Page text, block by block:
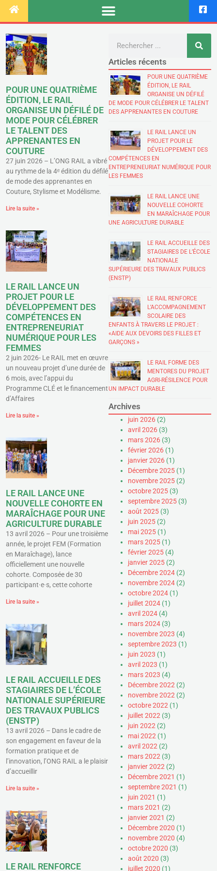
POUR UNE QUATRIÈME
ÉDITION, LE RAIL
ORGANISE UN DÉFILÉ DE
MODE POUR CÉLÉBRER
LE TALENT DES
APPRENANTES EN
COUTURE
27 juin 2026 – L’ONG RAIL a vibré
au rythme de la 4ᵉ édition du défilé
de mode des apprenantes en
Couture, Stylisme et Modélisme.
Lire la suite »
LE RAIL LANCE UN
PROJET POUR LE
DÉVELOPPEMENT DES
COMPÉTENCES EN
ENTREPRENEURIAT
NUMÉRIQUE POUR LES
FEMMES
2 juin 2026- Le RAIL met en œuvre
un nouveau projet d’une durée de
6 mois, avec l’appui du
Programme CLÉ et le financement
d’Affaires
Lire la suite »
LE RAIL LANCE UNE
NOUVELLE COHORTE EN
MARAÎCHAGE POUR UNE
AGRICULTURE DURABLE
13 avril 2026 – Pour une troisième
année, le projet FEM (Formation
en Maraîchage), lance
officiellement une nouvelle
cohorte. Composée de 30
participant·e·s, cette cohorte
Lire la suite »
LE RAIL ACCUEILLE DES
STAGIAIRES DE L’ÉCOLE
NATIONALE SUPÉRIEURE
DES TRAVAUX PUBLICS
(ENSTP)
13 avril 2026 – Dans le cadre de
son engagement en faveur de la
formation pratique et de
l’innovation, l’ONG RAIL a le plaisir
d’accueillir
Lire la suite »
LE RAIL RENFORCE
Articles récents
POUR UNE QUATRIÈME
ÉDITION, LE RAIL
ORGANISE UN DÉFILÉ
DE MODE POUR CÉLÉBRER LE TALENT
DES APPRENANTES EN COUTURE
LE RAIL LANCE UN
PROJET POUR LE
DÉVELOPPEMENT DES
COMPÉTENCES EN
ENTREPRENEURIAT NUMÉRIQUE POUR
LES FEMMES
LE RAIL LANCE UNE
NOUVELLE COHORTE
EN MARAÎCHAGE POUR
UNE AGRICULTURE DURABLE
LE RAIL ACCUEILLE DES
STAGIAIRES DE L’ÉCOLE
NATIONALE
SUPÉRIEURE DES TRAVAUX PUBLICS
(ENSTP)
LE RAIL RENFORCE
L’ACCOMPAGNEMENT
SCOLAIRE DES
ENFANTS À TRAVERS LE PROJET :
«AIDE AUX DEVOIRS DES FILLES ET
GARÇONS »
LE RAIL FORME DES
MENTORES DU PROJET
AGRI-RÉSILENCE POUR
UN IMPACT DURABLE
Archives
juin 2026 (2)
avril 2026 (3)
mars 2026 (3)
février 2026 (1)
janvier 2026 (1)
Décembre 2025 (1)
novembre 2025 (2)
octobre 2025 (3)
septembre 2025 (3)
août 2025 (3)
juin 2025 (2)
mai 2025 (1)
mars 2025 (1)
février 2025 (4)
janvier 2025 (2)
Décembre 2024 (2)
novembre 2024 (2)
octobre 2024 (1)
juillet 2024 (1)
avril 2024 (4)
mars 2024 (3)
novembre 2023 (4)
septembre 2023 (1)
juin 2023 (1)
avril 2023 (1)
mars 2023 (4)
Décembre 2022 (2)
novembre 2022 (2)
octobre 2022 (1)
juillet 2022 (3)
juin 2022 (2)
mai 2022 (1)
avril 2022 (2)
mars 2022 (3)
janvier 2022 (2)
Décembre 2021 (1)
septembre 2021 (1)
juin 2021 (1)
mars 2021 (2)
janvier 2021 (2)
Décembre 2020 (1)
novembre 2020 (4)
octobre 2020 (3)
août 2020 (3)
juillet 2020 (1)